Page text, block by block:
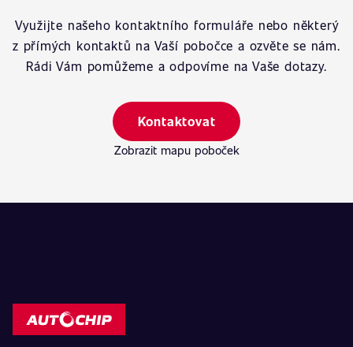
Využijte našeho kontaktního formuláře nebo některý
z přímých kontaktů na Vaší pobočce a ozvěte se nám.
Rádi Vám pomůžeme a odpovíme na Vaše dotazy.
Kontaktovat
Zobrazit mapu poboček